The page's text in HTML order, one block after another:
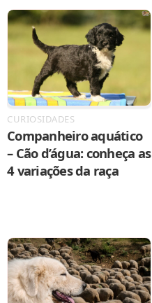
CURIOSIDADES
Companheiro aquático
– Cão d’água: conheça as
4 variações da raça